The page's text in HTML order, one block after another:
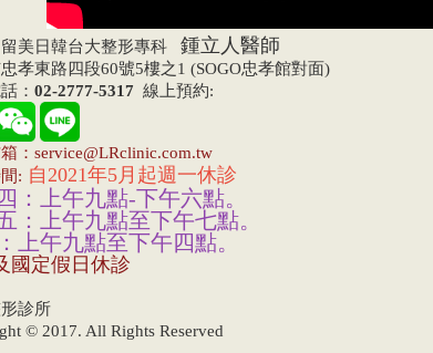
美日韓台大整形專科 鍾立人醫師
孝東路四段60號5樓之1 (SOGO忠孝館對面)
： 02-2777-5317 線上預約:
：service@LRclinic.com.tw
: 自2021年5月起週一休診
：上午九點-下午六點。
：上午九點至下午七點。
上午九點至下午四點。
國定假日休診
診所
© 2017. All Rights Reserved